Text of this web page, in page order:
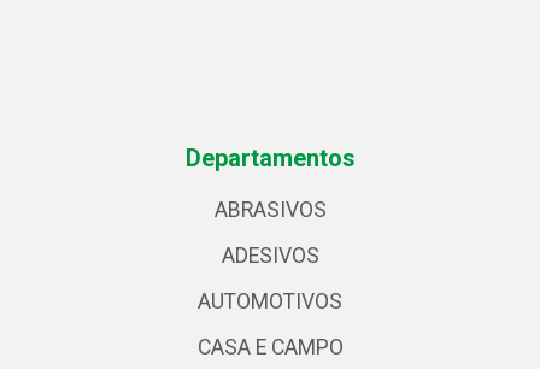
Departamentos
ABRASIVOS
ADESIVOS
AUTOMOTIVOS
CASA E CAMPO